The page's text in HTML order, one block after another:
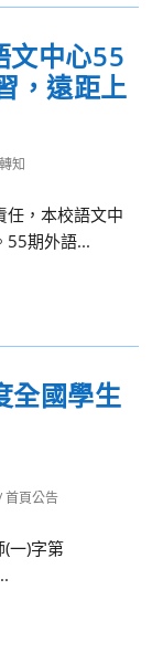
文中心55
，遠距上
知
任，本校語文中
55期外語...
全國學生
首頁公告
一)字第